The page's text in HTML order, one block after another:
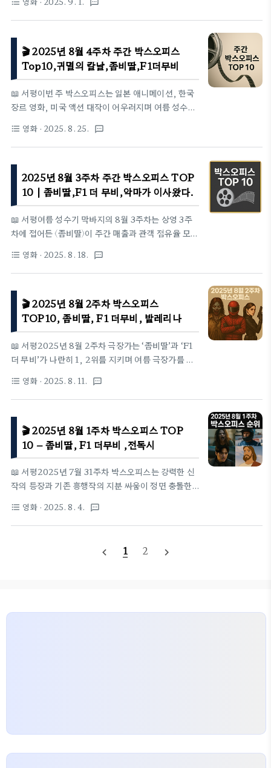
이었습니다.🎥 주간 박스오피스 순위(9월 1일 ~ 9월
7일) kofic1위. 극..
귀멸의 칼날: 무한성편〉은 여전히 1위를 지켰으며,
〈좀비딸〉은 누적 530만 관객을 돌파했다. 〈첫사랑 앤
딩〉, 〈임영웅 [아임 히어로] 2 첫음회〉, 〈프리키 프라
이데이 2〉 같은 신작이 새롭게 진입해 하위권에 활력
을 불어넣었다. 한국과 해외 작품이 고르게 분포하며
여름 막바지 극장가의 다양성을 보여준 한 주였다.🎥
주간 박스오피스 TOP 10(8월 25일 ~ 8월 31일)
kofic1위. 극장판 귀멸의 칼날: 무한성편개봉일:
315만 4,066명매출액(주간/누적): 160.8..
format_list_bulleted textsms
🎬 2025년 8월 4주차 주간 박스오피스
Top10,귀멸의 칼날,좀비딸,F1더무비
📖 서평이번 주 박스오피스는 일본 애니메이션, 한국
장르 영화, 미국 액션 대작이 어우러지며 여름 성수기
무한성편〉은 개봉 첫 주에 압도적인 성적으로 1위를
기록했다. 한국 영화 〈좀비딸〉과 〈악마가 이사왔다〉는
각각 가족애와 공포를 중심으로 한국적 정서를 살린
서사로 주목받았다. 〈F1 더 무비〉, 〈발레리나〉 등 해외
블록버스터는 장르적 쾌감을 제공하며 꾸준한 관객 유
입을 보였다. 하위권에서는 애니메이션과 유럽 감성
영화가 틈새 관객을 공략해 다양성을 보여주었다.🎥
2025년 8월 4주차 박스오피스 TOP 10 (8월 18일
한성편개봉일: 2025-08-22관객수(주간/누적):
162..
format_list_bulleted 영화 · 2025. 8. 25. textsms
2025년 8월 3주차 주간 박스오피스 TOP
10 | 좀비딸,F1 더 무비,악마가 이사왔다.
📖 서평여름 성수기 막바지의 8월 3주차는 상영 3주
차에 접어든 〈좀비딸〉이 주간 매출과 관객 점유율 모두
무비〉는 장기 관람 수요를 확보하며 2위를 지켰고, 신
작 공포·스릴러 〈악마가 이사왔다〉·〈긴키 지방의 어느
장소에 대하여〉가 나란히 3·4위로 진입해 장르 강세를
증명했다. 중위권에서는 〈발레리나〉가 세계관 팬덤의
지지 속에 꾸준히 관객을 모았고, 〈스머프〉·〈배드 가이
즈 2〉가 가족 관객을 중심으로 완만한 하락세를 보였
다. 하위권에선 데이식스의 로드 무비 〈식스데이즈〉가
단독 상영 체제임에도 팬덤 화력으로 9위를 차지했
점진적 누적을 이어가며 10위에 안착했다. 전체적으
로 신작 공포 2..
format_list_bulleted 영화 · 2025. 8. 18. textsms
🎬 2025년 8월 2주차 박스오피스
TOP10, 좀비딸, F1 더무비, 발레리나
📖 서평2025년 8월 2주차 극장가는 ‘좀비딸’과 ‘F1
더 무비’가 나란히 1, 2위를 지키며 여름 극장가를 이
만 관객을 돌파했고, ‘F1 더 무비’는 개봉 7주 차에도
여전히 높은 상영 점유율을 유지했다. 여기에 심리 스
릴러 ‘발레리나’, 가족 애니메이션 ‘스머프’, 공포 영
화 ‘강령: 귀신놀이’가 새롭게 등장해 중위권 경쟁을
가열했다. 방학 시즌에 맞춰 다양한 장르가 고르게 관
객을 모았으나, 개봉 3주 차 이상의 작품들은 급격한
하락세와 스크린 축소를 겪었다. 이번 주는 신작들이
기존 강자들의 아성을 위협하며 하반기 흥행 판도를
TOP 10( 8월 4일~ 8월 10일 .KOFIC)1..
format_list_bulleted 영화 · 2025. 8. 11. textsms
🎬 2025년 8월 1주차 박스오피스 TOP
10 – 좀비딸, F1 더무비 ,전독시
📖 서평2025년 7월 31주차 박스오피스는 강력한 신
작의 등장과 기존 흥행작의 지분 싸움이 정면 충돌한
과 동시에 180만 명 이상의 관객을 동원하며 압도적 1
위에 올랐고, 장기 흥행 중인 ‘F1 더 무비’와 ‘전지적
면 ‘판타스틱 4’, ‘킬 오브 킹스’ 등 전주 강세를 보이
박스오피스 TOP 101위. 좀비딸 개봉일:
format_list_bulleted 영화 · 2025. 8. 4. textsms
navigate_before 1 2 navigate_next